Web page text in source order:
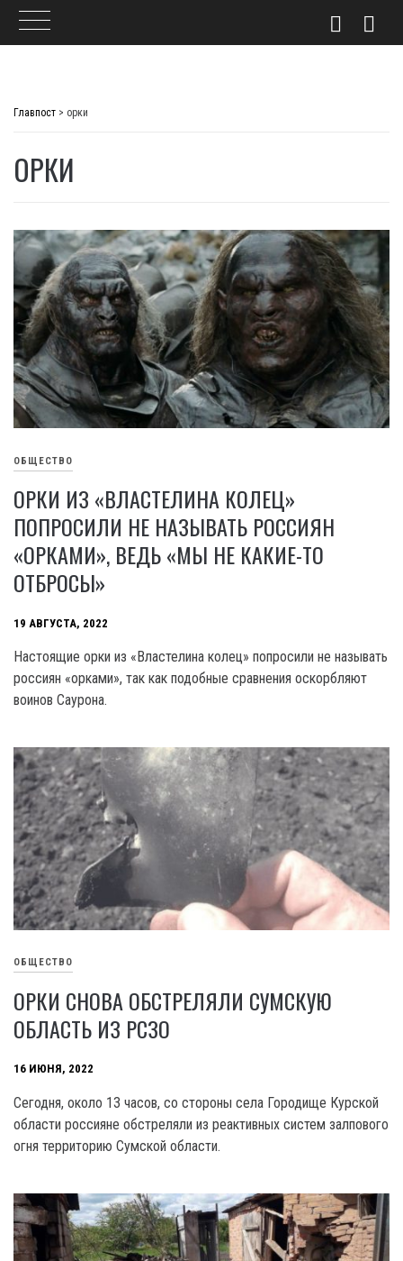
Главпост > орки
ОРКИ
ОБЩЕСТВО
ОРКИ ИЗ «ВЛАСТЕЛИНА КОЛЕЦ»
ПОПРОСИЛИ НЕ НАЗЫВАТЬ РОССИЯН
«ОРКАМИ», ВЕДЬ «МЫ НЕ КАКИЕ-ТО
ОТБРОСЫ»
19 АВГУСТА, 2022
Настоящие орки из «Властелина колец» попросили не называть
россиян «орками», так как подобные сравнения оскорбляют
воинов Саурона.
ОБЩЕСТВО
ОРКИ СНОВА ОБСТРЕЛЯЛИ СУМСКУЮ
ОБЛАСТЬ ИЗ РСЗО
16 ИЮНЯ, 2022
Сегодня, около 13 часов, со стороны села Городище Курской
области россияне обстреляли из реактивных систем залпового
огня территорию Сумской области.